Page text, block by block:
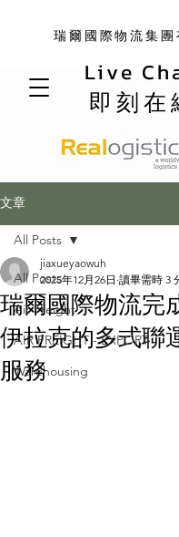
Live
即刻在
瑞爾國際物流集團
文章
All Posts
Air Freight
AIR FREIGHT - EXPORT
Warehousing
All Posts
瑞爾國際物流完
伊拉克的多式聯
服務
jiaxueyaowuh
2025年12月26日 讀畢需時 3